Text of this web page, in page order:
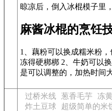
晾凉后，倒入冰棍模子里
麻酱冰棍的烹饪
1、藕粉可以换成糯米粉
冻得硬梆梆 2、牛奶可以
是可以调整的，加热时间
过桥米线 葱香毛芋 冻
炸土豆球
超级简单的米